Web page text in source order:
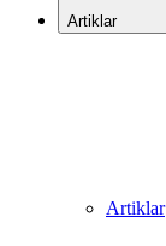
Artiklar
Artiklar